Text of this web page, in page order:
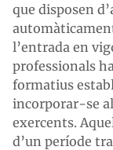
que disposen
l’entrada en
professionals
formatius
incorporar-se al
exercents.
d’un període